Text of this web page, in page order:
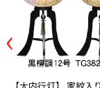
‹
【大内行灯】 家紋入